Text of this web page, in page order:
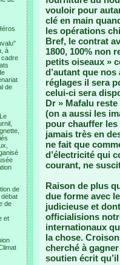
à
cadre
de
de
de
et
vouloir pour
clé en main
les opérations
Bref, le contrat
1800, 100% non
petits oiseaux »
d’autant que
réglages il sera
celui-ci sera
Dr » Mafalu
(on a aussi les
pour chauffer les
jamais très en
ne fait que
d’électricité qui
courant, ne
Raison de plus
due forme avec
judicieuse et
officialisions
internationaux
la chose.
cherché à
soutien écrit